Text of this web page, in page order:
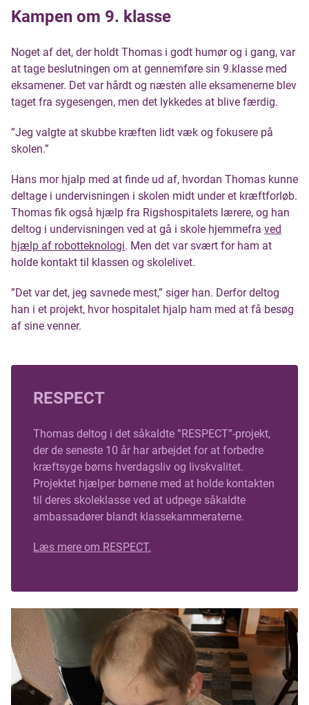
Kampen om 9. klasse
Noget af det, der holdt Thomas i godt humør og i gang, var
at tage beslutningen om at gennemføre sin 9.klasse med
eksamener. Det var hårdt og næsten alle eksamenerne blev
taget fra sygesengen, men det lykkedes at blive færdig.
”Jeg valgte at skubbe kræften lidt væk og fokusere på
skolen.”
Hans mor hjalp med at finde ud af, hvordan Thomas kunne
deltage i undervisningen i skolen midt under et kræftforløb.
Thomas fik også hjælp fra Rigshospitalets lærere, og han
deltog i undervisningen ved at gå i skole hjemmefra ved
hjælp af robotteknologi. Men det var svært for ham at
holde kontakt til klassen og skolelivet.
”Det var det, jeg savnede mest,” siger han. Derfor deltog
han i et projekt, hvor hospitalet hjalp ham med at få besøg
af sine venner.
RESPECT
Thomas deltog i det såkaldte ”RESPECT”-projekt,
der de seneste 10 år har arbejdet for at forbedre
kræftsyge børns hverdagsliv og livskvalitet.
Projektet hjælper børnene med at holde kontakten
til deres skoleklasse ved at udpege såkaldte
ambassadører blandt klassekammeraterne.
Læs mere om RESPECT.